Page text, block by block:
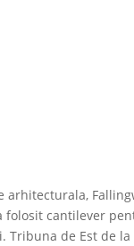
arhitecturala,
folosit cantilever
Tribuna de Est de